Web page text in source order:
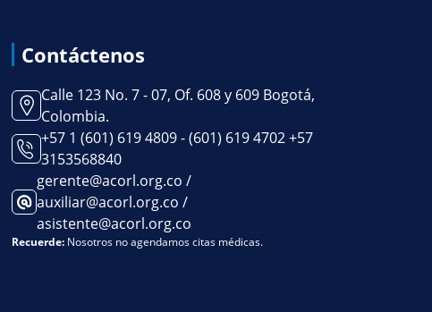
Contáctenos
Calle 123 No. 7 - 07, Of. 608 y 609 Bogotá,
Colombia.
+57 1 (601) 619 4809 - (601) 619 4702 +57
3153568840
gerente@acorl.org.co /
auxiliar@acorl.org.co /
asistente@acorl.org.co
Recuerde:Nosotros no agendamos citas médicas.